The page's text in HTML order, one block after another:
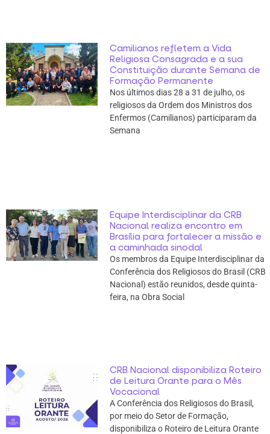
Camilianos refletem a Vida
Religiosa Consagrada e a sua
Constituição durante Semana de
Formação Permanente
Nos últimos dias 28 a 31 de julho, os
religiosos da Ordem dos Ministros dos
Enfermos (Camilianos) participaram da
Semana
Equipe Interdisciplinar da CRB
Nacional realiza encontro em
Brasília para fortalecer a missão e
a caminhada sinodal
Os membros da Equipe Interdisciplinar da
Conferência dos Religiosos do Brasil (CRB
Nacional) estão reunidos, desde quinta-
feira, na Obra Social
CRB Nacional disponibiliza Roteiro
de Leitura Orante para o Mês
Vocacional
A Conferência dos Religiosos do Brasil,
por meio do Setor de Formação,
disponibiliza o Roteiro de Leitura Orante